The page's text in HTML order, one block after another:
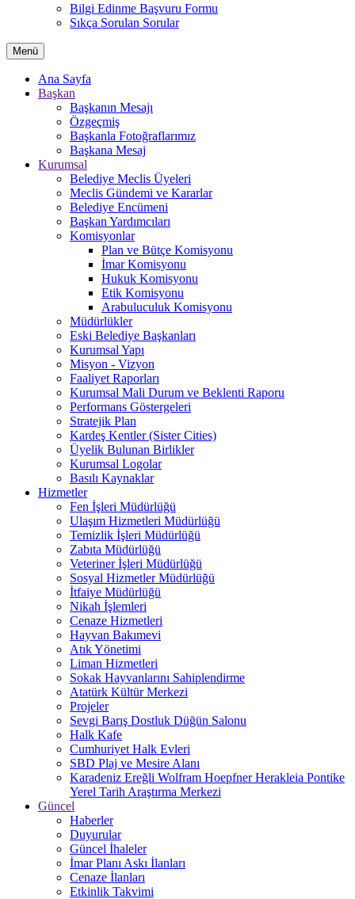
Bilgi Edinme Başvuru Formu
Sıkça Sorulan Sorular
Menü
Ana Sayfa
Başkan
Başkanın Mesajı
Özgeçmiş
Başkanla Fotoğraflarımız
Başkana Mesaj
Kurumsal
Belediye Meclis Üyeleri
Meclis Gündemi ve Kararlar
Belediye Encümeni
Başkan Yardımcıları
Komisyonlar
Plan ve Bütçe Komisyonu
İmar Komisyonu
Hukuk Komisyonu
Etik Komisyonu
Arabuluculuk Komisyonu
Müdürlükler
Eski Belediye Başkanları
Kurumsal Yapı
Misyon - Vizyon
Faaliyet Raporları
Kurumsal Mali Durum ve Beklenti Raporu
Performans Göstergeleri
Stratejik Plan
Kardeş Kentler (Sister Cities)
Üyelik Bulunan Birlikler
Kurumsal Logolar
Basılı Kaynaklar
Hizmetler
Fen İşleri Müdürlüğü
Ulaşım Hizmetleri Müdürlüğü
Temizlik İşleri Müdürlüğü
Zabıta Müdürlüğü
Veteriner İşleri Müdürlüğü
Sosyal Hizmetler Müdürlüğü
İtfaiye Müdürlüğü
Nikah İşlemleri
Cenaze Hizmetleri
Hayvan Bakımevi
Atık Yönetimi
Liman Hizmetleri
Sokak Hayvanlarını Sahiplendirme
Atatürk Kültür Merkezi
Projeler
Sevgi Barış Dostluk Düğün Salonu
Halk Kafe
Cumhuriyet Halk Evleri
SBD Plaj ve Mesire Alanı
Karadeniz Ereğli Wolfram Hoepfner Herakleia Pontike
Yerel Tarih Araştırma Merkezi
Güncel
Haberler
Duyurular
Güncel İhaleler
İmar Planı Askı İlanları
Cenaze İlanları
Etkinlik Takvimi